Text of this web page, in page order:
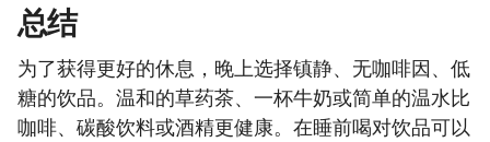
总结
为了获得更好的休息，晚上选择镇静、无咖啡因、低
糖的饮品。温和的草药茶、一杯牛奶或简单的温水比
咖啡、碳酸饮料或酒精更健康。在睡前喝对饮品可以